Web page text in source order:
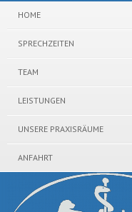
HOME
SPRECHZEITEN
TEAM
LEISTUNGEN
UNSERE PRAXISRÄUME
ANFAHRT